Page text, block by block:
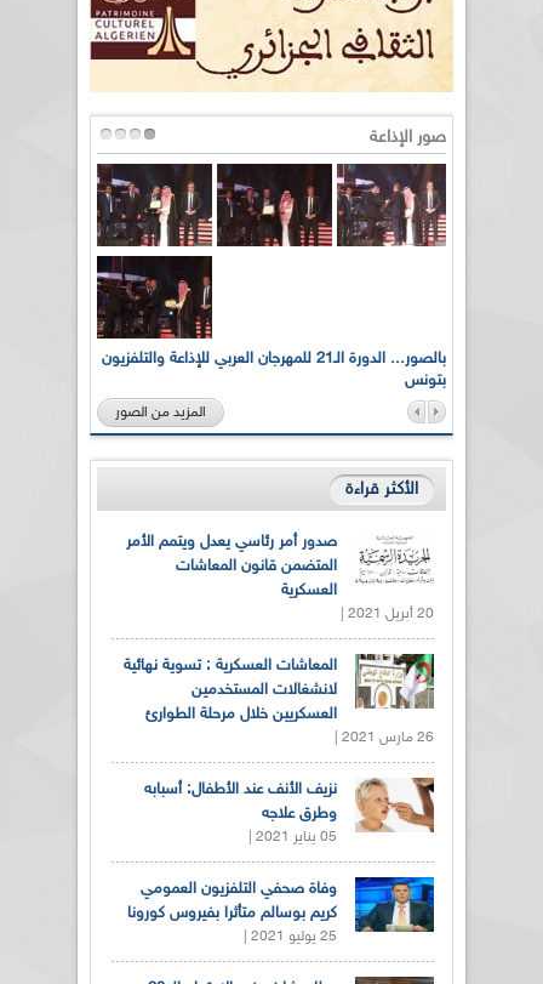
صور الإذاعة
بالصور... الدورة الـ21 للمهرجان العربي للإذاعة والتلفزيون
بتونس
المزيد من الصور
الأكثر قراءة
صدور أمر رئاسي يعدل ويتمم الأمر
المتضمن قانون المعاشات
العسكرية
20 أبريل 2021 |
المعاشات العسكرية : تسوية نهائية
لانشغالات المستخدمين
العسكريين خلال مرحلة الطوارئ
26 مارس 2021 |
نزيف الأنف عند الأطفال: أسبابه
وطرق علاجه
05 يناير 2021 |
وفاة صحفي التلفزيون العمومي
كريم بوسالم متأثرا بفيروس كورونا
25 يوليو 2021 |